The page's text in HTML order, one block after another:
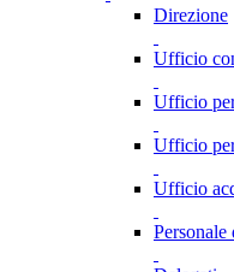
Direzione
Ufficio
Ufficio
Ufficio
Ufficio